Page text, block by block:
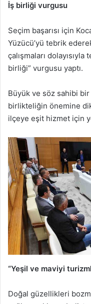
İş birliği vurgusu
Seçim başarısı için
Yüzücü’yü tebrik
çalışmaları
birliği” vurgusu yaptı.
Büyük ve söz sahibi bir
birlikteliğin önemine
ilçeye eşit hizmet için
“Yeşil ve maviyi
Doğal güzellikleri